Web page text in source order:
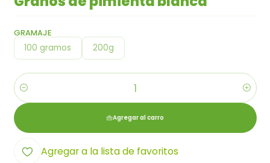
GRAMAJE
100 gramos 200g
Cantidad
Agregar al carro
Agregar a la lista de favoritos